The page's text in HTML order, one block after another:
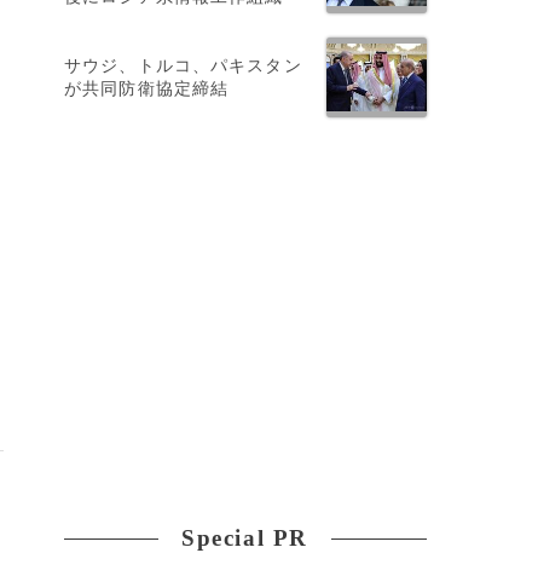
サウジ、トルコ、パキスタン
が共同防衛協定締結
Special PR